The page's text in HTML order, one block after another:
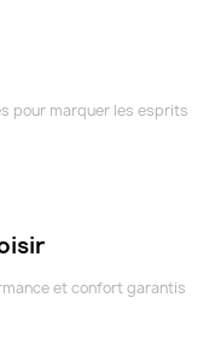
pour marquer les esprits
et confort garantis